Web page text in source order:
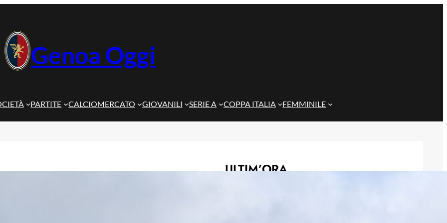
Genoa Oggi
PARTITE CALCIOMERCATO GIOVANILI SERIE A COPPA ITALIA FEMMINILE
ULTIM’ORA